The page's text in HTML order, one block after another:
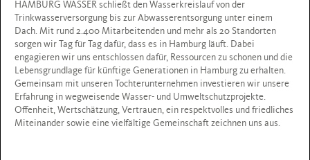
HAMBURG WASSER schließt den Wasserkreislauf von der
Trinkwasserversorgung bis zur Abwasserentsorgung unter einem
Dach. Mit rund 2.400 Mitarbeitenden und mehr als 20 Standorten
sorgen wir Tag für Tag dafür, dass es in Hamburg läuft. Dabei
engagieren wir uns entschlossen dafür, Ressourcen zu schonen und die
Lebensgrundlage für künftige Generationen in Hamburg zu erhalten.
Gemeinsam mit unseren Tochterunternehmen investieren wir unsere
Erfahrung in wegweisende Wasser- und Umweltschutzprojekte.
Offenheit, Wertschätzung, Vertrauen, ein respektvolles und friedliches
Miteinander sowie eine vielfältige Gemeinschaft zeichnen uns aus.